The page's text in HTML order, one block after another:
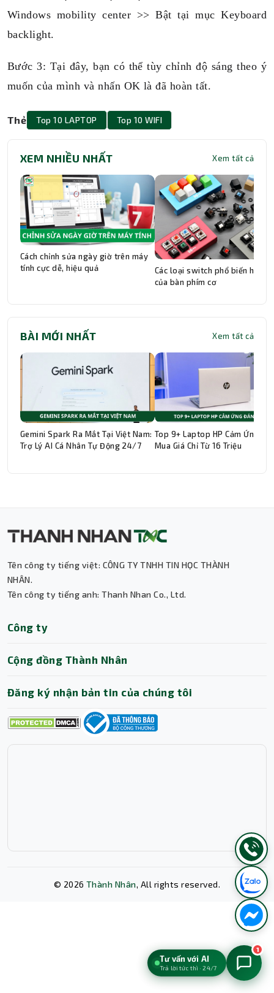
Windows mobility center >> Bật tại mục Keyboard
backlight.
Bước 3: Tại đây, bạn có thể tùy chỉnh độ sáng theo ý
muốn của mình và nhấn OK là đã hoàn tất.
Thẻ Top 10 LAPTOP Top 10 WIFI
XEM NHIỀU NHẤT Xem tất cả
Cách chỉnh sửa ngày giờ trên máy
tính cực dễ, hiệu quả
Các loại switch phổ biến hiện
của bàn phím cơ
BÀI MỚI NHẤT Xem tất cả
Gemini Spark Ra Mắt Tại Việt Nam:
Trợ Lý AI Cá Nhân Tự Động 24/7
Top 9+ Laptop HP Cảm Ứng
Mua Giá Chỉ Từ 16 Triệu
Tên công ty tiếng việt: CÔNG TY TNHH TIN HỌC THÀNH
NHÂN.
Tên công ty tiếng anh: Thanh Nhan Co., Ltd.
Công ty
Cộng đồng Thành Nhân
Đăng ký nhận bản tin của chúng tôi
© 2026 Thành Nhân, All rights reserved.
Trợ lý AI • Phản hồi tức thì
Tư vấn với AI
Trả lời tức thì · 24/7
1